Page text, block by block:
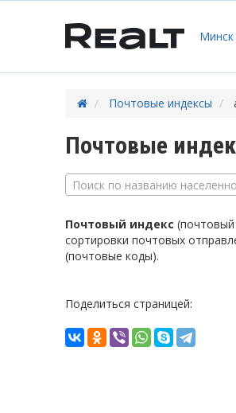
Минск
Почтовые индексы
Почтовые
Поиск по названию
Почтовый индекс
сортировки почтовых
(почтовые коды).
Поделиться страницей: